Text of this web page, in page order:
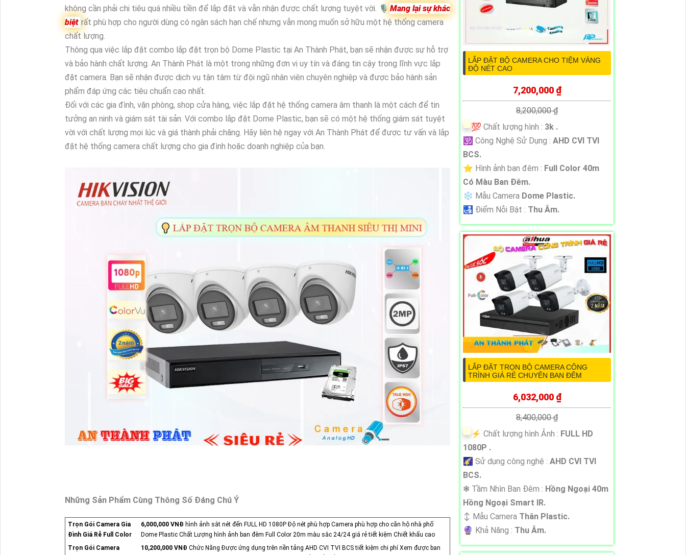
không cần phải chi tiêu quá nhiều tiền để lắp đặt và vẫn nhận được chất lượng tuyệt vời. 🎙 Mang lại sự khác
biệt rất phù hợp cho người dùng có ngân sách hạn chế nhưng vẫn mong muốn sở hữu một hệ thống camera
chất lượng.
Thông qua việc lắp đặt combo lắp đặt trọn bộ Dome Plastic tại An Thành Phát, bạn sẽ nhận được sự hỗ trợ
và bảo hành chất lượng. An Thành Phát là một trong những đơn vị uy tín và đáng tin cậy trong lĩnh vực lắp
đặt camera. Bạn sẽ nhận được dịch vụ tận tâm từ đội ngũ nhân viên chuyên nghiệp và được bảo hành sản
phẩm đáp ứng các tiêu chuẩn cao nhất.
Đối với các gia đình, văn phòng, shop cửa hàng, việc lắp đặt hệ thống camera âm thanh là một cách để tin
tưởng an ninh và giám sát tài sản. Với combo lắp đặt Dome Plastic, bạn sẽ có một hệ thống giám sát tuyệt
vời với chất lượng mọi lúc và giá thành phải chăng. Hãy liên hệ ngay với An Thành Phát để được tư vấn và lắp
đặt hệ thống camera chất lượng cho gia đình hoặc doanh nghiệp của bạn.
Những Sản Phẩm Cùng Thông Số Đáng Chú Ý
Trọn Gói Camera Gia
Đình Giá Rẻ Full Color
6,000,000 VNĐ hình ảnh sắt nét đến FULL HD 1080P Độ nét phù hợp Camera phù hợp cho căn hộ nhà phố
Dome Plastic Chất Lượng hình ảnh ban đêm Full Color 20m màu sắc 24/24 giá rẻ tiết kiệm Chiết khấu cao
Trọn Gói Camera
10,200,000 VNĐ Chức Năng Được ứng dụng trên nền tảng AHD CVI TVI BCS tiết kiệm chi phí Xem được ban
LẮP ĐẶT BỘ CAMERA CHO TIỆM VÀNG
ĐỘ NÉT CAO
7,200,000 ₫
8,200,000 ₫
💯 Chất lượng hình : 3k .
🕉️ Công Nghệ Sử Dụng : AHD CVI TVI
BCS.
⭐ Hình ảnh ban đêm : Full Color 40m
Có Màu Ban Ðêm.
❄ Mẫu Camera Dome Plastic.
️🛃 Điểm Nỗi Bật : Thu Âm.
LẮP ĐẶT TRỌN BỘ CAMERA CÔNG
TRÌNH GIÁ RẺ CHUYÊN BAN ĐÊM
6,032,000 ₫
8,400,000 ₫
️⚡ Chất lượng hình Ảnh : FULL HD
1080P .
🌠 Sử dụng công nghệ : AHD CVI TVI
BCS.
❃ Tầm Nhìn Ban Đêm : Hồng Ngoại 40m
Hồng Ngoại Smart IR.
↕️ Mẫu Camera Thân Plastic.
️🔮 Khả Năng : Thu Âm.